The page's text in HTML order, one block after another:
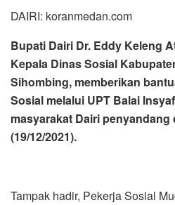
DAIRI: koranmedan.com
Bupati Dairi Dr. Eddy Keleng
Kepala Dinas Sosial
Sihombing, memberikan
Sosial melalui UPT Balai
masyarakat Dairi
(19/12/2021).
Tampak hadir, Pekerja Sosial